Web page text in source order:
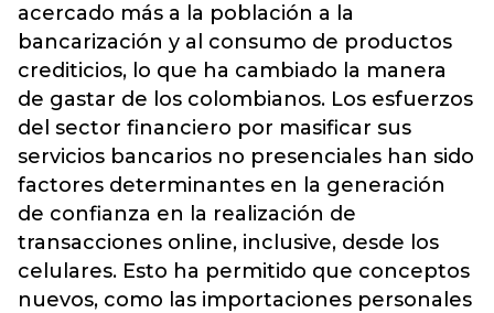
acercado más a la población a la
bancarización y al consumo de productos
crediticios, lo que ha cambiado la manera
de gastar de los colombianos. Los esfuerzos
del sector financiero por masificar sus
servicios bancarios no presenciales han sido
factores determinantes en la generación
de confianza en la realización de
transacciones online, inclusive, desde los
celulares. Esto ha permitido que conceptos
nuevos, como las importaciones personales